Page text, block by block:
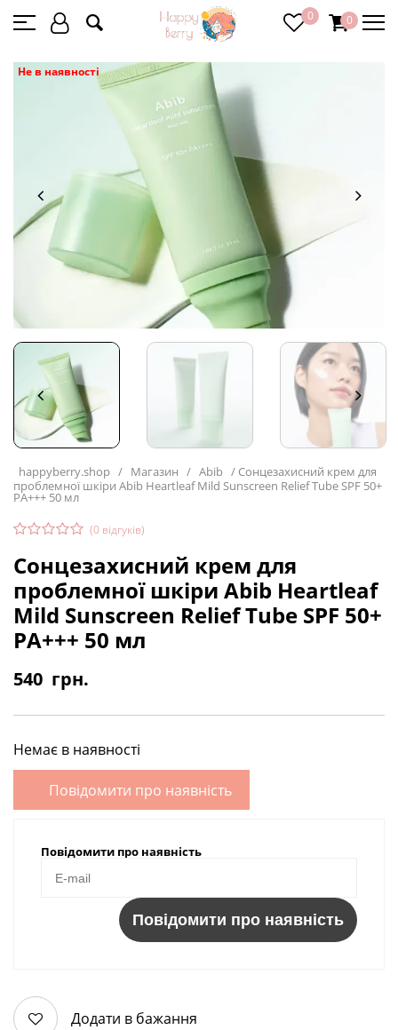
0 0
Не в наявності
happyberry.shop / Магазин / Abib / Сонцезахисний крем для
проблемної шкіри Abib Heartleaf Mild Sunscreen Relief Tube SPF 50+
PA+++ 50 мл
(0 відгуків)
Сонцезахисний крем для
проблемної шкіри Abib Heartleaf
Mild Sunscreen Relief Tube SPF 50+
PA+++ 50 мл
540 грн.
Немає в наявності
Повідомити про наявність
Повідомити про наявність
Повідомити про наявність
Додати в бажання